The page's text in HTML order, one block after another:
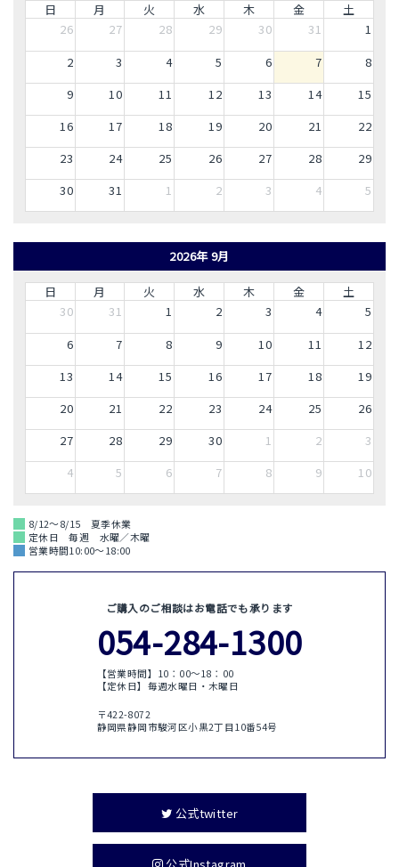
日 月 火 水 木 金
土
26
27 28 29 30 31
1
2
3 4 5 6 7
8
9
10 11 12 13 14
15
16
17 18 19 20 21
22
23
24 25 26 27 28
29
30
31 1 2 3 4 5
2026年 9月
日 月 火 水 木 金
土
30
31 1 2 3 4
5
6
7 8 9 10 11
12
13
14 15 16 17 18
19
20
21 22 23 24 25
26
27
28 29 30 1 2
3
4
5 6 7 8 9 10
8/12～8/15 夏季休業
定休日 毎週 水曜／木曜
営業時間10:00～18:00
ご購入のご相談はお電話でも承ります
054-284-1300
【営業時間】10：00〜18：00
【定休日】毎週水曜日・木曜日
〒422-8072
静岡県静岡市駿河区小黒2丁目10番54号
公式twitter
公式Instagram